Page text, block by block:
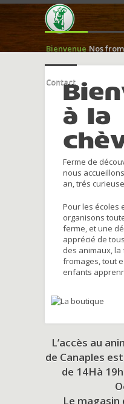
Bienvenue Nos
Contact
à la
Ferme de
nous
an, trés
Pour les écoles
organisons
ferme, et une
apprécié de
des animaux,
fromages, tout
enfants
L’accès au
de Canaples
de 14Hà
Le magasin